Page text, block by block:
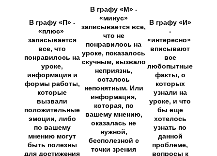
В графу «П» -
«плюс»
записывается
все, что
понравилось на
уроке,
информация и
формы работы,
которые
вызвали
положительные
эмоции, либо
по вашему
мнению могут
быть полезны
для достижения
В графу «М» -
«минус»
записывается все,
что не
понравилось на
уроке, показалось
скучным, вызвало
неприязнь,
осталось
непонятным. Или
информация,
которая, по
вашему мнению,
оказалась не
нужной,
бесполезной с
точки зрения
В графу «И»
-
«интересно»
вписывают
все
любопытные
факты, о
которых
узнали на
уроке, и что
бы еще
хотелось
узнать по
данной
проблеме,
вопросы к